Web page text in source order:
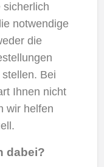
sicherlich
notwendige
die
Bei
Ihnen nicht
wir helfen
dabei?